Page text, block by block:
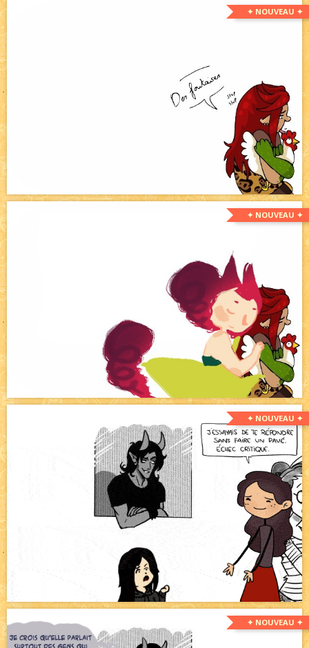
✦ NOUVEAU ✦
✦ NOUVEAU ✦
✦ NOUVEAU ✦
✦ NOUVEAU ✦